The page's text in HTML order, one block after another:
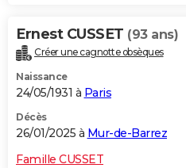
Ernest CUSSET (93 ans)
Créer une cagnotte obsèques
Naissance
24/05/1931 à Paris
Décès
26/01/2025 à Mur-de-Barrez
Famille CUSSET